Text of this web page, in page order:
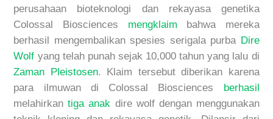
perusahaan bioteknologi dan rekayasa genetika
Colossal Biosciences
mengklaim bahwa mereka
berhasil mengembalikanspesies serigala purba Dire
Wolf yang telah punah sejak 10,000 tahun yang lalu di
Zaman Pleistosen. Klaim tersebut diberikan karena
para ilmuwan di Colossal Biosciences berhasil
melahirkantiga anak dire wolf dengan menggunakan